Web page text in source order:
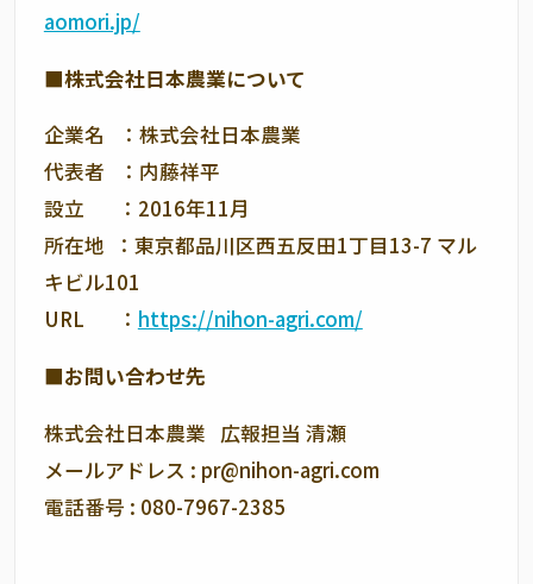
aomori.jp/
■株式会社日本農業について
企業名 ：株式会社日本農業
代表者 ：内藤祥平
設立 ：2016年11月
所在地 ：東京都品川区西五反田1丁目13-7 マル
キビル101
URL ： https://nihon-agri.com/
■お問い合わせ先
株式会社日本農業 広報担当 清瀬
メールアドレス : pr@nihon-agri.com
電話番号 : 080-7967-2385